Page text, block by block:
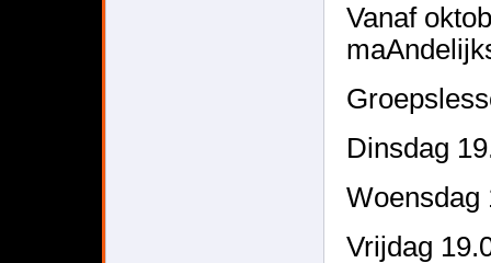
Vanaf
Dinsdag
Woensdag
Vrijdag